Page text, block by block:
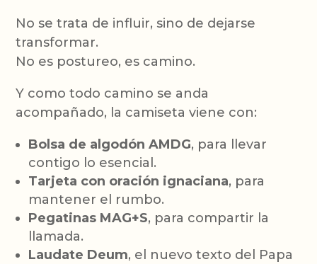
No se trata de influir, sino de dejarse
transformar.
No es postureo, es camino.
Y como todo camino se anda
acompañado, la camiseta viene con:
Bolsa de algodón AMDG, para llevar
contigo lo esencial.
Tarjeta con oración ignaciana, para
mantener el rumbo.
Pegatinas MAG+S, para compartir la
llamada.
Laudate Deum, el nuevo texto del Papa